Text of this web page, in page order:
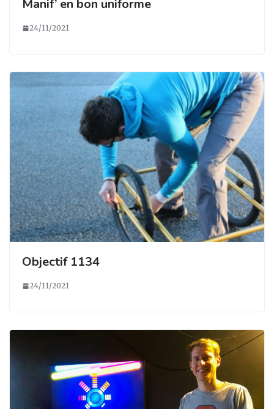
Manif’ en bon uniforme
24/11/2021
Objectif 1134
24/11/2021